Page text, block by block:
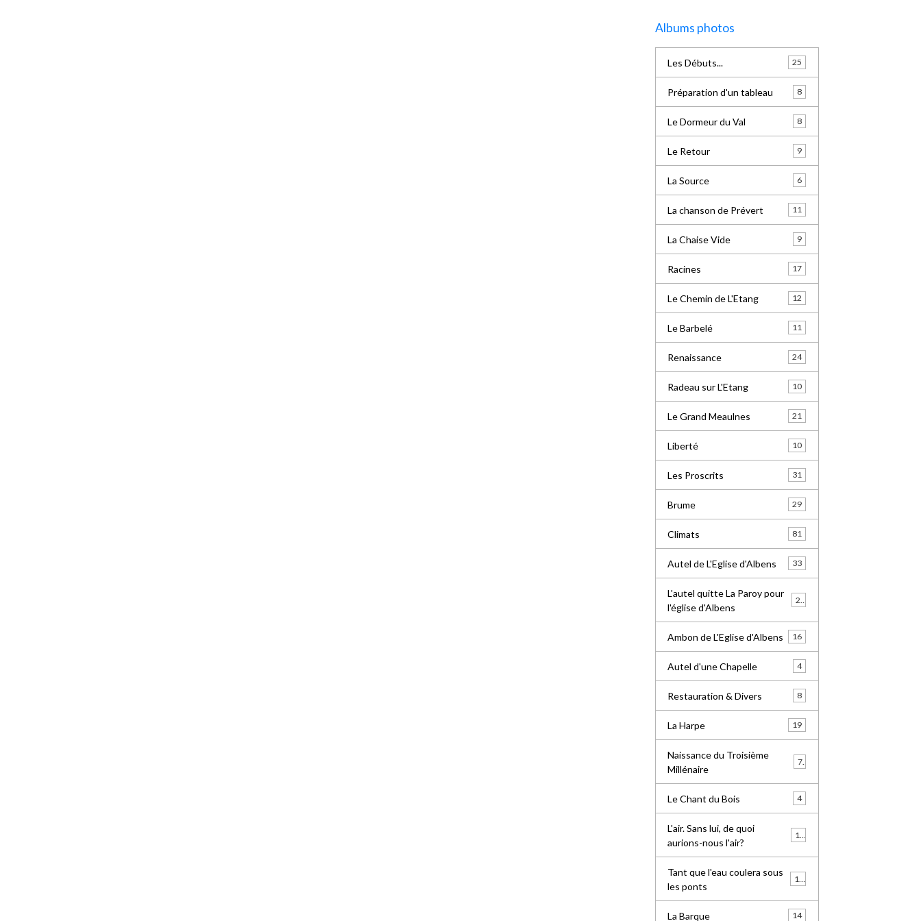
Albums photos
Les Débuts... 25
Préparation d'un tableau 8
Le Dormeur du Val 8
Le Retour 9
La Source 6
La chanson de Prévert 11
La Chaise Vide 9
Racines 17
Le Chemin de L'Etang 12
Le Barbelé 11
Renaissance 24
Radeau sur L'Etang 10
Le Grand Meaulnes 21
Liberté 10
Les Proscrits 31
Brume 29
Climats 81
Autel de L'Eglise d'Albens 33
L'autel quitte La Paroy pour
l'église d'Albens
Ambon de L'Eglise d'Albens 16
Autel d'une Chapelle 4
Restauration & Divers 8
La Harpe 19
Naissance du Troisième
Millénaire
Le Chant du Bois 4
L'air. Sans lui, de quoi
aurions-nous l'air?
Tant que l'eau coulera sous
les ponts
La Barque 14